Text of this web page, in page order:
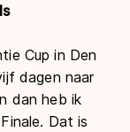
Cup in Den
dagen naar
dan heb ik
Dat is